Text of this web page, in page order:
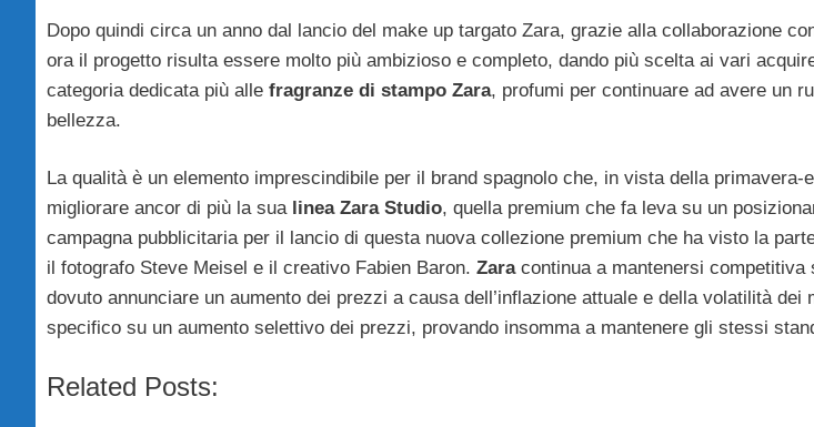
Dopo quindi circa un anno dal lancio del make up targato Zara, grazie alla collaborazione
ora il progetto risulta essere molto più ambizioso e completo, dando più scelta ai vari
categoria dedicata più alle fragranze di stampo Zara, profumi per continuare ad avere un
bellezza.
La qualità è un elemento imprescindibile per il brand spagnolo che, in vista della primavera-
migliorare ancor di più la sua linea Zara Studio, quella premium che fa leva su un
campagna pubblicitaria per il lancio di questa nuova collezione premium che ha visto la
il fotografo Steve Meisel e il creativo Fabien Baron. Zaracontinua a mantenersi competitiva
dovuto annunciare un aumento dei prezzi a causa dell’inflazione attuale e della volatilità dei
specifico su un aumento selettivo dei prezzi, provando insomma a mantenere gli stessi
Related Posts: